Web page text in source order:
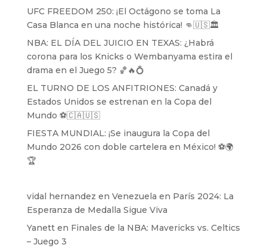
UFC FREEDOM 250: ¡El Octágono se toma La
Casa Blanca en una noche histórica! 👊🇺🇸🏛️
NBA: EL DÍA DEL JUICIO EN TEXAS: ¿Habrá
corona para los Knicks o Wembanyama estira el
drama en el Juego 5? 🏀🔥💍
EL TURNO DE LOS ANFITRIONES: Canadá y
Estados Unidos se estrenan en la Copa del
Mundo ⚽️🇨🇦🇺🇸
FIESTA MUNDIAL: ¡Se inaugura la Copa del
Mundo 2026 con doble cartelera en México! ⚽️🌍
🏆
vidal hernandez en Venezuela en París 2024: La
Esperanza de Medalla Sigue Viva
Yanetten Finales de la NBA: Mavericks vs. Celtics
– Juego 3